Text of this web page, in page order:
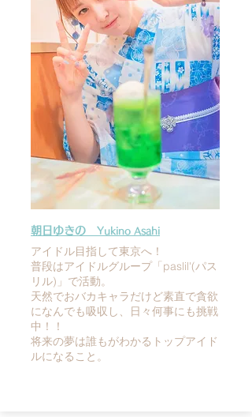
朝日ゆきの Yukino Asahi
アイドル目指して東京へ！
普段はアイドルグループ「paslil'(パス
リル)」で活動。
天然でおバカキャラだけど素直で貪欲
になんでも吸収し、日々何事にも挑戦
中！！
将来の夢は誰もがわかるトップアイド
ルになること。